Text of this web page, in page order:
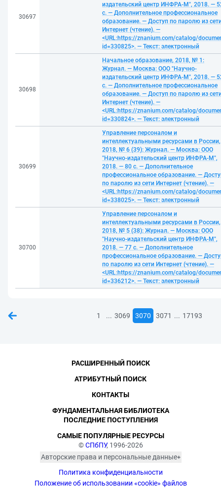
30697
издательский центр ИНФРА-М", 2018. —
с. — Дополнительное профессиональное
образование. — Доступ по паролю из
Интернет (чтение). —
<URL:https://znanium.com/catalog/
id=330825>. — Текст: электронный
30698
Начальное образование, 2018, № 1:
Журнал. — Москва: ООО "Научно-
издательский центр ИНФРА-М", 2018. —
с. — Дополнительное профессиональное
образование. — Доступ по паролю из
Интернет (чтение). —
<URL:https://znanium.com/catalog/
id=330824>. — Текст: электронный
30699
Управление персоналом и
интеллектуальными ресурсами в России,
2018, № 6 (39): Журнал. — Москва: ООО
"Научно-издательский центр ИНФРА-М",
2018. — 80 с. — Дополнительное
профессиональное образование. —
по паролю из сети Интернет (чтение). —
<URL:https://znanium.com/catalog/
id=338025>. — Текст: электронный
30700
Управление персоналом и
интеллектуальными ресурсами в России,
2018, № 5 (38): Журнал. — Москва: ООО
"Научно-издательский центр ИНФРА-М",
2018. — 77 с. — Дополнительное
профессиональное образование. —
по паролю из сети Интернет (чтение). —
<URL:https://znanium.com/catalog/
id=336212>. — Текст: электронный
1 ... 3069 3070 3071 ... 17193
©СПбПУ, 1996-2026
Авторские права и персональные данные
изображённых лиц в соответствии
с требованиями законодательства
Политика конфиденциальности
Положение об использовании «cookie» файлов
РАСШИРЕННЫЙ ПОИСК
АТРИБУТНЫЙ ПОИСК
КОНТАКТЫ
ФУНДАМЕНТАЛЬНАЯ БИБЛИОТЕКА
ПОСЛЕДНИЕ ПОСТУПЛЕНИЯ
САМЫЕ ПОПУЛЯРНЫЕ РЕСУРСЫ